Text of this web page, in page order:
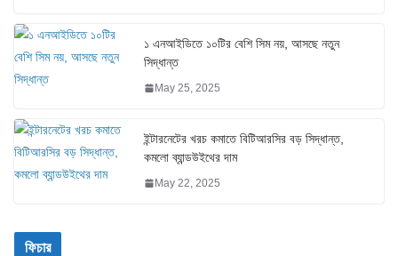
১ এনআইডিতে ১০টির বেশি সিম নয়, আসছে নতুন
সিদ্ধান্ত
May 25, 2025
ইন্টারনেটের খরচ কমাতে বিটিআরসির বড় সিদ্ধান্ত,
কমলো ব্যান্ডউইথের দাম
May 22, 2025
ফিচার